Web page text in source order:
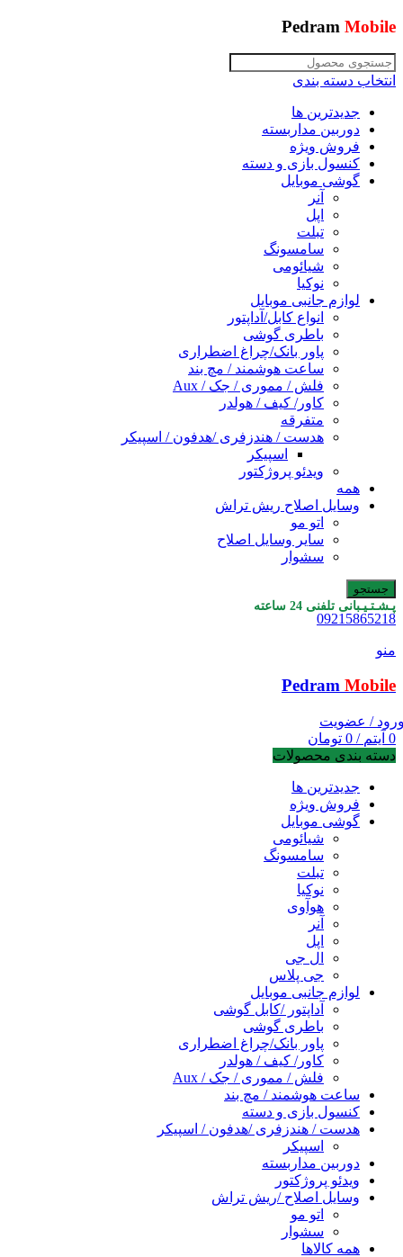
Pedram Mobile
انتخاب دسته بندی
جدیدترین ها
دوربین مداربسته
فروش ویژه
کنسول بازی و دسته
گوشی موبایل
آنر
اپل
تبلت
سامسونگ
شیائومی
نوکیا
لوازم جانبی موبایل
انواع کابل/آداپتور
باطری گوشی
پاور بانک/چراغ اضطراری
ساعت هوشمند / مچ بند
فلش / مموری / جک / Aux
کاور/ کیف / هولدر
متفرقه
هدست / هندزفری /هدفون / اسپیکر
اسپیکر
ویدئو پروژکتور
همه
وسایل اصلاح ریش تراش
اتو مو
سایر وسایل اصلاح
سشوار
جستجو
پـشـتـیـبانی تلفنی 24 ساعته
09215865218
منو
Pedram Mobile
/ عضویت
0 آیتم /
0 تومان
دسته بندی محصولات
جدیدترین ها
فروش ویژه
گوشی موبایل
شیائومی
سامسونگ
تبلت
نوکیا
هوآوی
آنر
اپل
ال جی
جی پلاس
لوازم جانبی موبایل
آداپتور /کابل گوشی
باطری گوشی
پاور بانک/چراغ اضطراری
کاور/ کیف / هولدر
فلش / مموری / جک / Aux
ساعت هوشمند / مچ بند
کنسول بازی و دسته
هدست / هندزفری /هدفون / اسپیکر
اسپیکر
دوربین مداربسته
ویدئو پروژکتور
وسایل اصلاح /ریش تراش
اتو مو
سشوار
همه کالاها